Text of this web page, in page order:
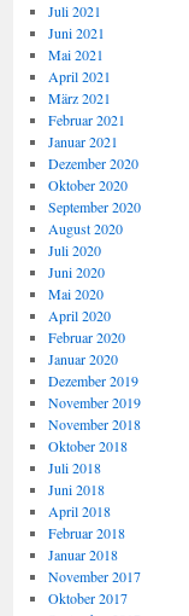
Juli 2021
Juni 2021
Mai 2021
April 2021
März 2021
Februar 2021
Januar 2021
Dezember 2020
Oktober 2020
September 2020
August 2020
Juli 2020
Juni 2020
Mai 2020
April 2020
Februar 2020
Januar 2020
Dezember 2019
November 2019
November 2018
Oktober 2018
Juli 2018
Juni 2018
April 2018
Februar 2018
Januar 2018
November 2017
Oktober 2017